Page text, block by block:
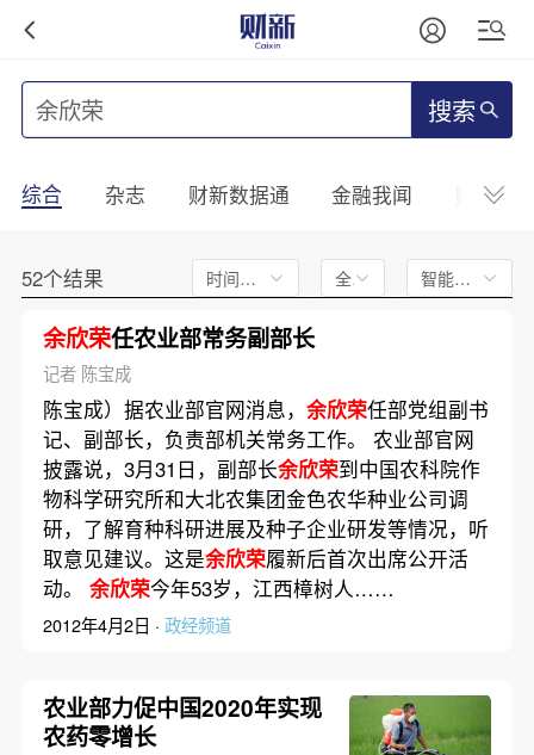
搜索
综合 杂志 财新数据通 金融我闻 财新
52个结果 时间不限 全文 智能排序
余欣荣任农业部常务副部长
记者 陈宝成
陈宝成）据农业部官网消息， 余欣荣任部党组副书
记、副部长，负责部机关常务工作。 农业部官网
披露说，3月31日，副部长余欣荣到中国农科院作
物科学研究所和大北农集团金色农华种业公司调
研，了解育种科研进展及种子企业研发等情况，听
取意见建议。这是余欣荣履新后首次出席公开活
动。 余欣荣今年53岁，江西樟树人……
2012年4月2日 · 政经频道
农业部力促中国2020年实现
农药零增长